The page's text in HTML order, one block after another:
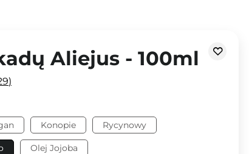
Aliejus - 100ml
Konopie Rycynowy
Olej Jojoba